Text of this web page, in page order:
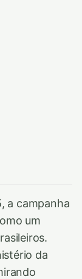
a campanha
um
da